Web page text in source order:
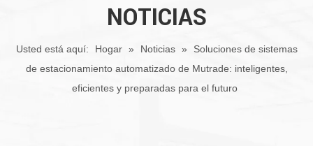
NOTICIAS
Usted está aquí: Hogar » Noticias »
Soluciones de sistemas
de estacionamiento automatizado de Mutrade: inteligentes,
eficientes y preparadas para el futuro